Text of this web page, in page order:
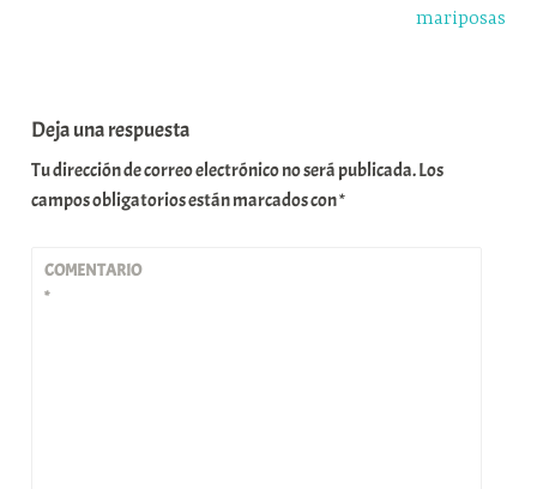
mariposas
Deja una respuesta
Tu dirección de correo electrónico no será publicada.Los
campos obligatorios están marcados con*
COMENTARIO
*